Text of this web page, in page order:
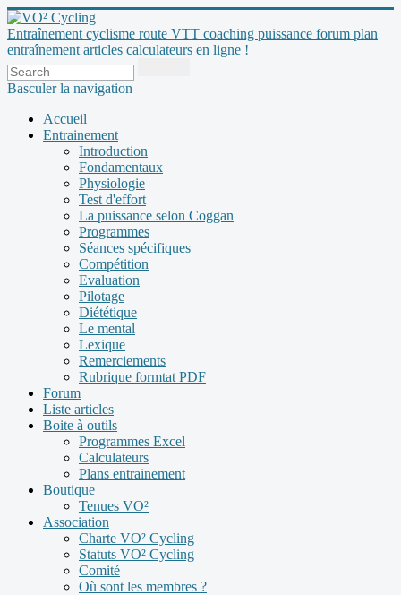
Entraînement cyclisme route VTT coaching puissance forum plan
entraînement articles calculateurs en ligne !
Basculer la navigation
Accueil
Entrainement
Introduction
Fondamentaux
Physiologie
Test d'effort
La puissance selon Coggan
Programmes
Séances spécifiques
Compétition
Evaluation
Pilotage
Diététique
Le mental
Lexique
Remerciements
Rubrique formtat PDF
Forum
Liste articles
Boite à outils
Programmes Excel
Calculateurs
Plans entrainement
Boutique
Tenues VO²
Association
Charte VO² Cycling
Statuts VO² Cycling
Comité
Où sont les membres ?